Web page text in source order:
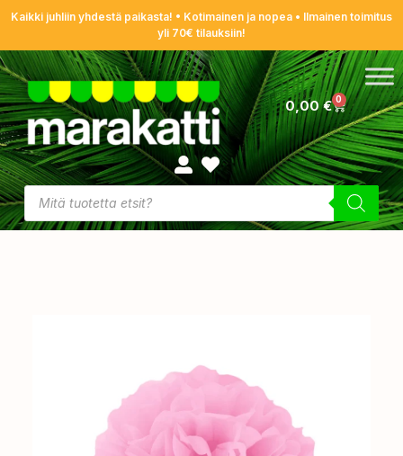
Kaikki juhliin yhdestä paikasta! • Kotimainen ja nopea • Ilmainen toimitus
yli 70€ tilauksiin!
0,00€ 0